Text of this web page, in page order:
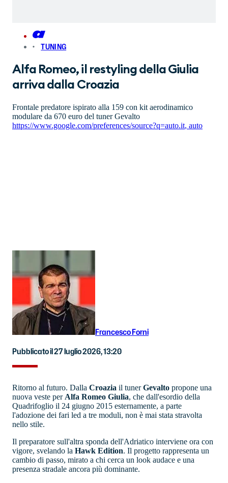
TUNING
Alfa Romeo, il restyling della Giulia
arriva dalla Croazia
Frontale predatore ispirato alla 159 con kit aerodinamico
modulare da 670 euro del tuner Gevalto
https://www.google.com/preferences/source?q=auto.it, auto
Francesco Forni
Pubblicato il 27 luglio 2026, 13:20
Ritorno al futuro. Dalla Croazia il tunerGevalto propone una
nuova veste per Alfa Romeo Giulia, che dall'esordio della
Quadrifoglio il 24 giugno 2015 esternamente, a parte
l'adozione dei fari led a tre moduli, non è mai stata stravolta
nello stile.
Il preparatore sull'altra sponda dell'Adriatico interviene ora con
vigore, svelando la Hawk Edition. Il progetto rappresenta un
cambio di passo, mirato a chi cerca un look audace e una
presenza stradale ancora più dominante.